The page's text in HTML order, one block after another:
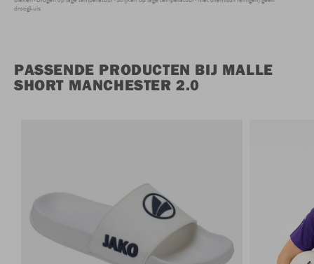
droogkuis
PASSENDE PRODUCTEN BIJ MALLE
SHORT MANCHESTER 2.0